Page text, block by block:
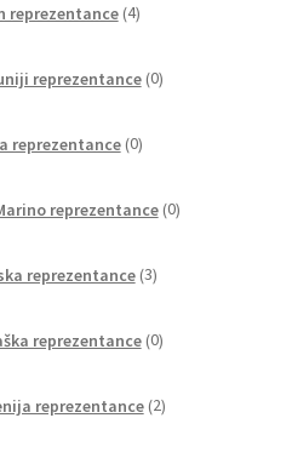
reprezentance 4izdelki
reprezentance 0izdelkov
reprezentance 0izdelkov
reprezentance 0izdelkov
reprezentance 3izdelki
reprezentance 0izdelkov
reprezentance 2izdelka